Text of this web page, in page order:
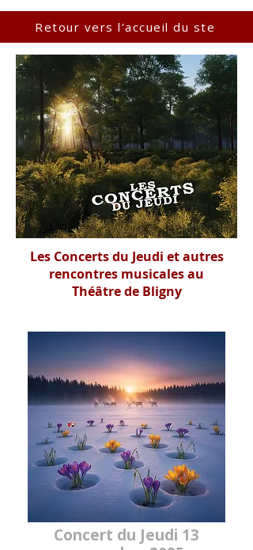
Retour vers l'accueil du ste
Les Concerts du Jeudi et autres
rencontres musicales au
Théâtre de Bligny
Concert du Jeudi 13